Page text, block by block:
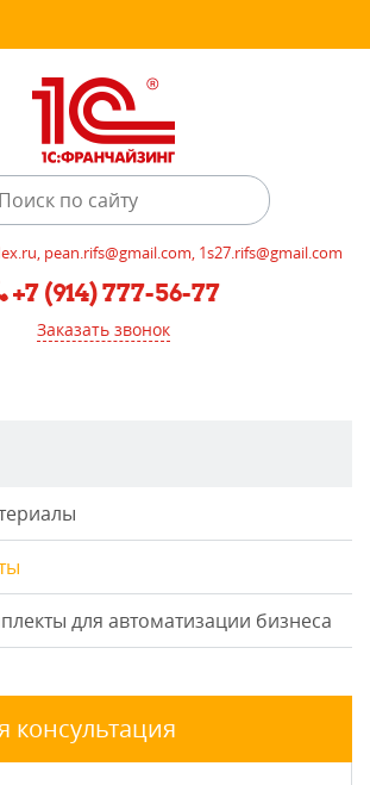
pean.rifs@gmail.com, 1s27.rifs@gmail.com
+7 (914) 777-56-77
Заказать звонок
для автоматизации бизнеса
консультация